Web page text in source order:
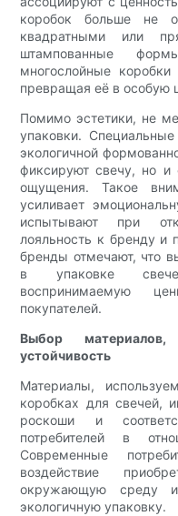
коробок больше не
квадратными или
штампованные
многослойные
превращая её в особую
Помимо эстетики, не
упаковки.
экологичной
фиксируют свечу, но и
ощущения. Такое
усиливает
испытывают при
лояльность к бренду и
бренды отмечают, что
в упаковке
воспринимаемую
покупателей.
Выбор
устойчивость
Материалы,
коробках для свечей,
роскоши и
потребителей в
Современные
воздействие
окружающую среду
экологичную упаковку.